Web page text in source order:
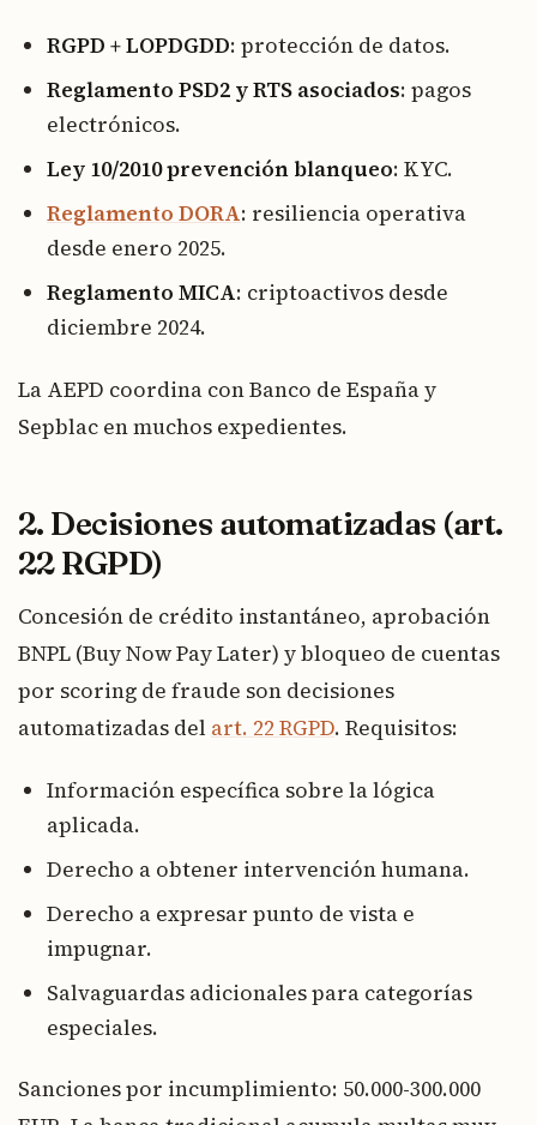
RGPD + LOPDGDD: protección de datos.
Reglamento PSD2 y RTS asociados: pagos
electrónicos.
Ley 10/2010 prevención blanqueo: KYC.
Reglamento DORA: resiliencia operativa
desde enero 2025.
Reglamento MICA: criptoactivos desde
diciembre 2024.
La AEPD coordina con Banco de España y
Sepblac en muchos expedientes.
2. Decisiones automatizadas (art.
22 RGPD)
Concesión de crédito instantáneo, aprobación
BNPL (Buy Now Pay Later) y bloqueo de cuentas
por scoring de fraude son decisiones
automatizadas del art. 22 RGPD. Requisitos:
Información específica sobre la lógica
aplicada.
Derecho a obtener intervención humana.
Derecho a expresar punto de vista e
impugnar.
Salvaguardas adicionales para categorías
especiales.
Sanciones por incumplimiento: 50.000-300.000